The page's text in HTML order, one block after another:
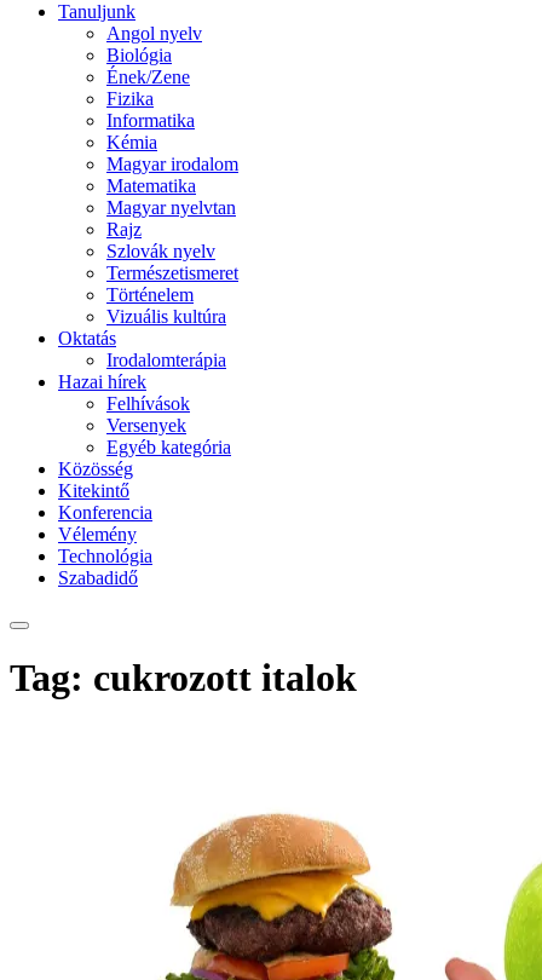
Tanuljunk
Angol nyelv
Biológia
Ének/Zene
Fizika
Informatika
Kémia
Magyar irodalom
Matematika
Magyar nyelvtan
Rajz
Szlovák nyelv
Természetismeret
Történelem
Vizuális kultúra
Oktatás
Irodalomterápia
Hazai hírek
Felhívások
Versenyek
Egyéb kategória
Közösség
Kitekintő
Konferencia
Vélemény
Technológia
Szabadidő
Tag: cukrozott italok